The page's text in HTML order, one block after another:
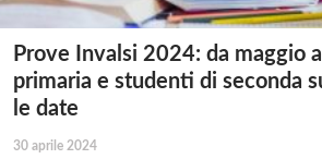
Prove Invalsi 2024: da maggio
primaria e studenti di seconda
le date
30 aprile 2024